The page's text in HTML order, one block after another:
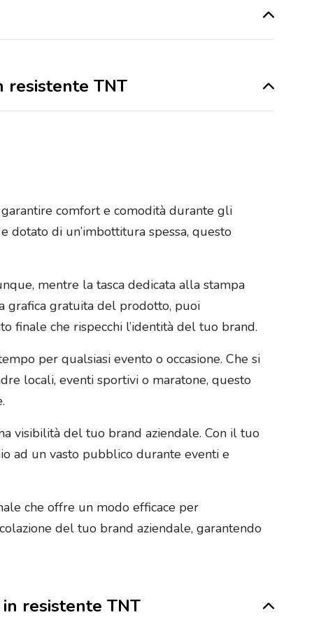
resistente TNT
comfort e comodità durante gli
dotato di un’imbottitura spessa, questo
mentre la tasca dedicata alla stampa
grafica gratuita del prodotto, puoi
finale che rispecchi l’identità del tuo brand.
per qualsiasi evento o occasione. Che si
locali, eventi sportivi o maratone, questo
visibilità del tuo brand aziendale. Con il tuo
ad un vasto pubblico durante eventi e
che offre un modo efficace per
del tuo brand aziendale, garantendo
resistente TNT